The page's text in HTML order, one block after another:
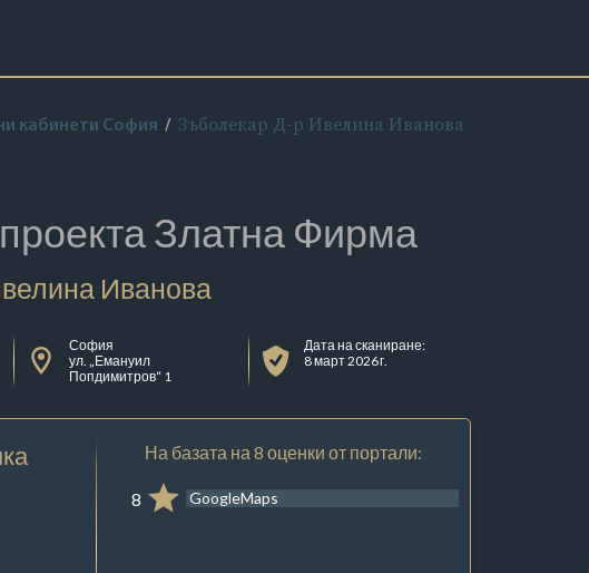
кабинети София Зъболекар Д-р Ивелина Иванова
Златна Фирма
Иванова
София
ул. „Емануил
Попдимитров“ 1
Дата на сканиране:
8 март 2026 г.
На базата на 8 оценки от портали:
8 GoogleMaps